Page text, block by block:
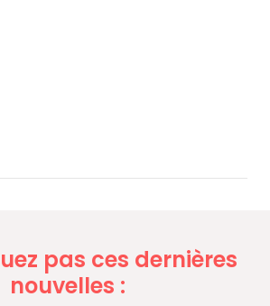
pas ces dernières
nouvelles :